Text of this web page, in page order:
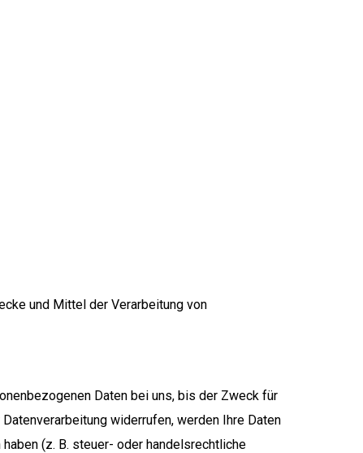
und Mittel der Verarbeitung von
Daten bei uns, bis der Zweck für
widerrufen, werden Ihre Daten
(z. B. steuer- oder handelsrechtliche